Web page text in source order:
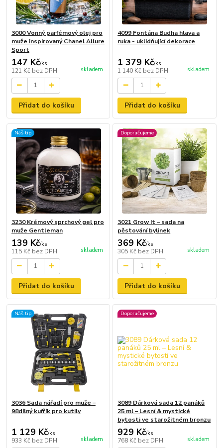
3000 Vonný parfémový olej pro
muže inspirovaný Chanel Allure
Sport
147 Kč/ks
121 Kč bez DPH skladem
Přidat do košíku
4099 Fontána Budha hlava a
ruka - uklidňující dekorace
1 379 Kč/ks
1 140 Kč bez DPH skladem
Přidat do košíku
Náš tip
3230 Krémový sprchový gel pro
muže Gentleman
139 Kč/ks
115 Kč bez DPH skladem
Přidat do košíku
Doporučujeme
3021 Grow It – sada na
pěstování bylinek
369 Kč/ks
305 Kč bez DPH skladem
Přidat do košíku
Náš tip
3036 Sada nářadí pro muže –
98dílný kufřík pro kutily
1 129 Kč/ks
933 Kč bez DPH skladem
Doporučujeme
3089 Dárková sada 12 panáků
25 ml – Lesní & mystické
bytosti ve starožitném bronzu
929 Kč/ks
768 Kč bez DPH skladem